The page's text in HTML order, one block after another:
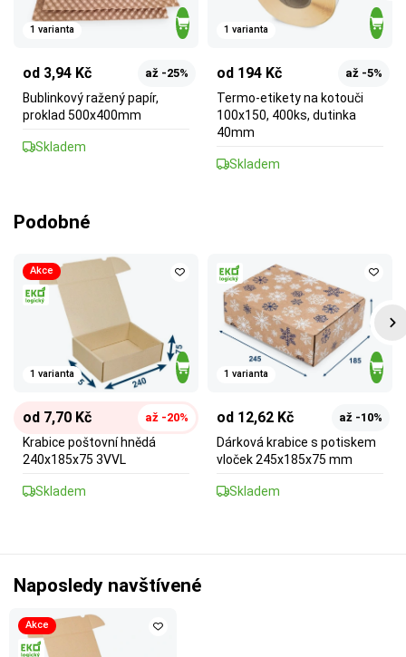
1 varianta
od 3,94 Kč až -25%
Bublinkový ražený papír,
proklad 500x400mm
Skladem
1 varianta
od 194 Kč až -5%
Termo-etikety na kotouči
100x150, 400ks, dutinka
40mm
Skladem
Podobné
Akce
1 varianta
od 7,70 Kč až -20%
Krabice poštovní hnědá
240x185x75 3VVL
Skladem
1 varianta
od 12,62 Kč až -10%
Dárková krabice s potiskem
vloček 245x185x75 mm
Skladem
Naposledy navštívené
Akce